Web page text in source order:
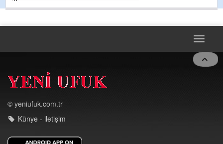
© yeniufuk.com.tr